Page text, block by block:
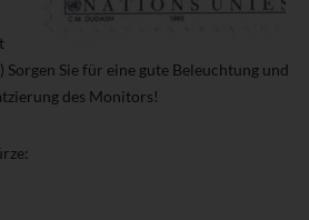
Sie für eine gute Beleuchtung und
des Monitors!